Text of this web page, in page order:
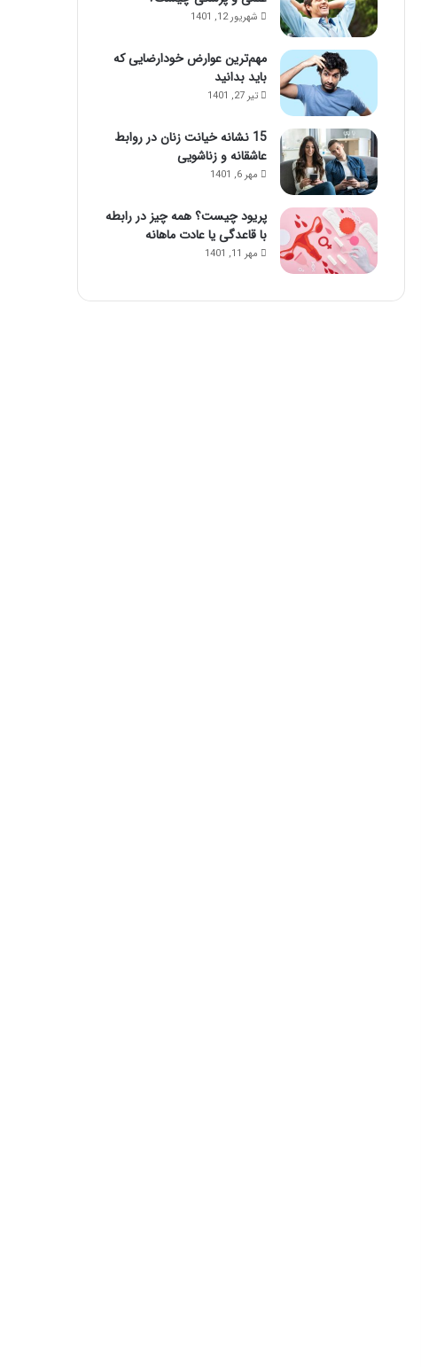
شهریور 12, 1401
مهم‌ترین عوارض خودارضایی که
باید بدانید
تیر 27, 1401
15 نشانه خیانت زنان در روابط
عاشقانه و زناشویی
مهر 6, 1401
پریود چیست؟ همه چیز در رابطه
با قاعدگی یا عادت ماهانه
مهر 11, 1401